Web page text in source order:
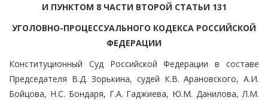
И ПУНКТОМ 8 ЧАСТИ ВТОРОЙ СТАТЬИ 131
УГОЛОВНО-ПРОЦЕССУАЛЬНОГО КОДЕКСА РОССИЙСКОЙ
ФЕДЕРАЦИИ
Конституционный Суд Российской Федерации в составе
Председателя В.Д. Зорькина, судей К.В. Арановского, А.И.
Бойцова, Н.С. Бондаря, Г.А. Гаджиева, Ю.М. Данилова, Л.М.